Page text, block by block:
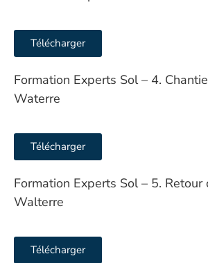
Télécharger
Formation Experts Sol – 4.
Waterre
Télécharger
Formation Experts Sol – 5. Retour
Walterre
Télécharger